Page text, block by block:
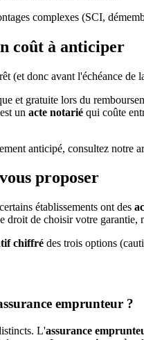
complexes (SCI,
coût à anticiper
(et donc avant l'échéance
et gratuite lors du
un acte notarié qui coûte
anticipé, consultez notre
proposer
établissements ont des
droit de choisir votre
chiffré des trois options
emprunteur ?
L'assurance